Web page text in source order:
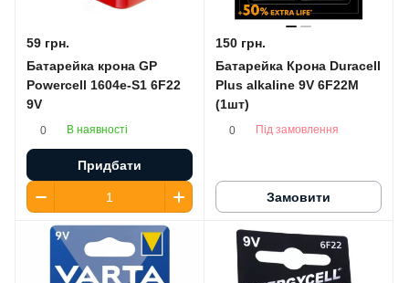
59 грн.
Батарейка крона GP
Powercell 1604e-S1 6F22
9V
0 В наявності
Придбати
150 грн.
Батарейка Крона Duracell
Plus alkaline 9V 6F22M
(1шт)
0 Під замовлення
Замовити